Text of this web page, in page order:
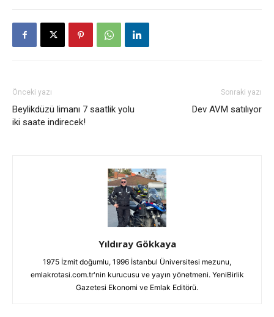
Önceki yazı
Beylikdüzü limanı 7 saatlik yolu
iki saate indirecek!
Sonraki yazı
Dev AVM satılıyor
Yıldıray Gökkaya
1975 İzmit doğumlu, 1996 İstanbul Üniversitesi mezunu,
emlakrotasi.com.tr'nin kurucusu ve yayın yönetmeni. YeniBirlik
Gazetesi Ekonomi ve Emlak Editörü.